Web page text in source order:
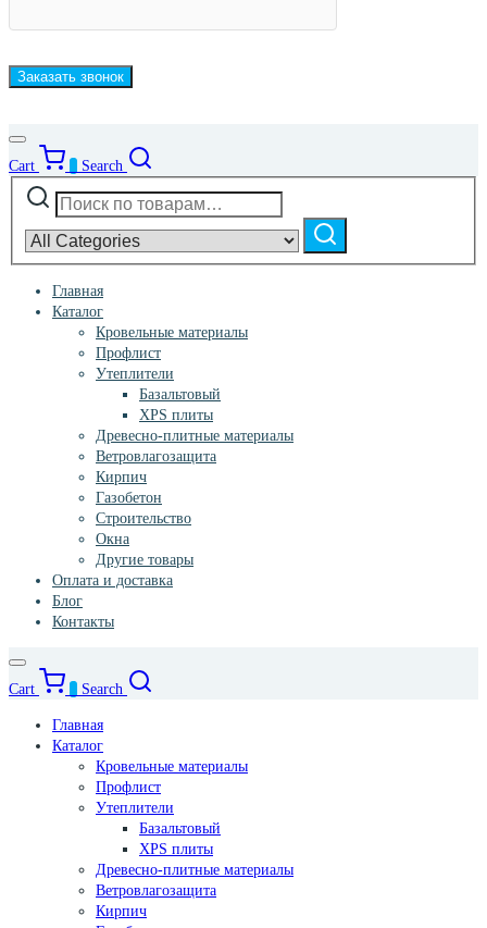
Cart
Search
Искать:
category:
Поиск
Главная
Каталог
Кровельные материалы
Профлист
Утеплители
Базальтовый
XPS плиты
Древесно-плитные материалы
Ветровлагозащита
Кирпич
Газобетон
Строительство
Окна
Другие товары
Оплата и доставка
Блог
Контакты
Cart 0 Search
Главная
Каталог
Кровельные материалы
Профлист
Утеплители
Базальтовый
XPS плиты
Древесно-плитные материалы
Ветровлагозащита
Кирпич